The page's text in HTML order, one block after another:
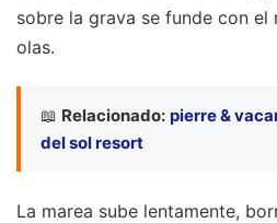
sobre la grava se funde con el
olas.
📖 Relacionado: pierre &
del sol resort
La marea sube lentamente,